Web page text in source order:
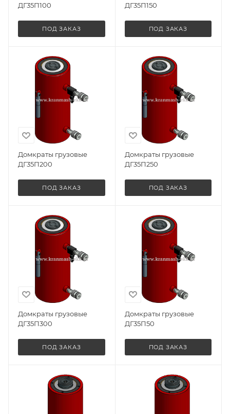
ДГ35П100
ПОД ЗАКАЗ
ДГ35П150
ПОД ЗАКАЗ
Домкраты грузовые
ДГ35П200
ПОД ЗАКАЗ
Домкраты грузовые
ДГ35П250
ПОД ЗАКАЗ
Домкраты грузовые
ДГ35П300
ПОД ЗАКАЗ
Домкраты грузовые
ДГ35П50
ПОД ЗАКАЗ